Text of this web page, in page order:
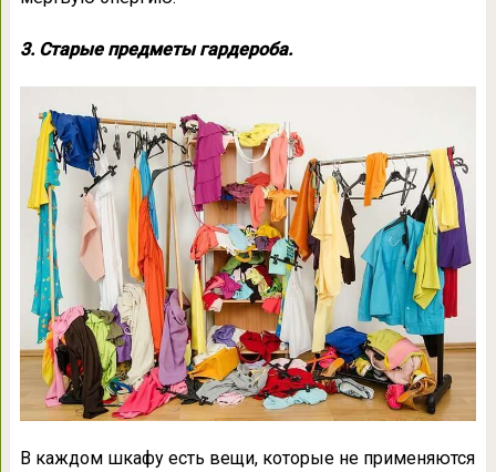
3. Старые предметы гардероба.
В каждом шкафу есть вещи, которые не применяются